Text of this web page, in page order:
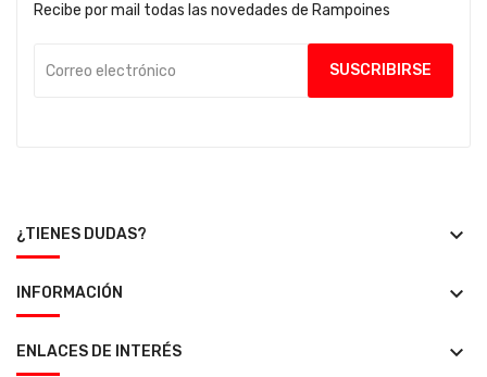
Recibe por mail todas las novedades de Rampoines
¿TIENES DUDAS? keyboard_arrow_down
INFORMACIÓN keyboard_arrow_down
ENLACES DE INTERÉS keyboard_arrow_down